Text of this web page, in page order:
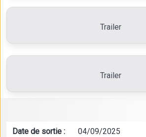
Trailer
Trailer
Date de sortie : 04/09/2025